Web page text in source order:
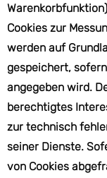
Cookies zur
werden auf
gespeichert,
angegeben wird.
berechtigtes
zur technisch
seiner Dienste.
von Cookies